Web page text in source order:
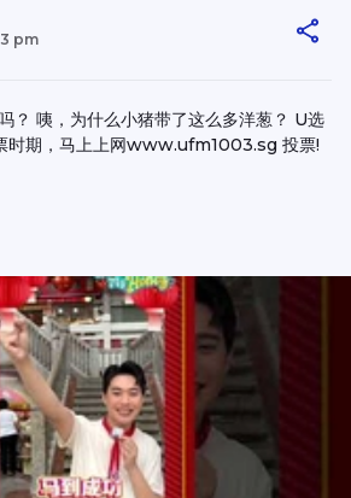
pm
？ 咦，为什么小猪带了这么多洋葱？ U选
时期，马上上网www.ufm1003.sg 投票!